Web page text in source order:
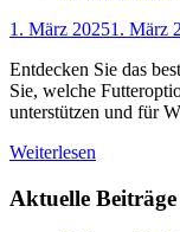
1. März 20251. März
Entdecken Sie das
Sie, welche
unterstützen und für
Weiterlesen
Aktuelle Beiträge